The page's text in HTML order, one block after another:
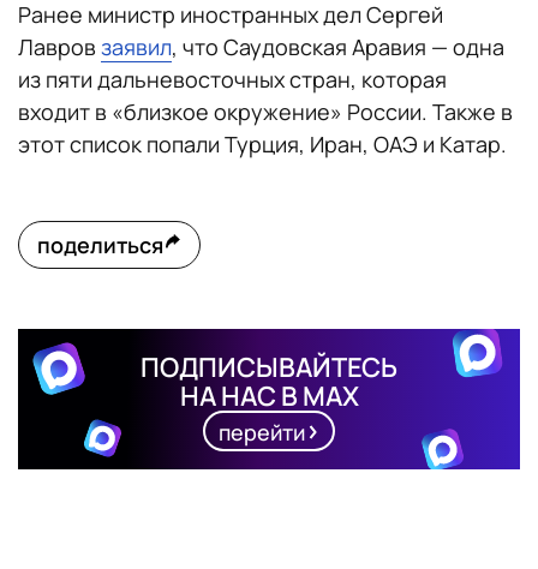
Ранее министр иностранных дел Сергей
Лавров заявил, что Саудовская Аравия — одна
из пяти дальневосточных стран, которая
входит в «близкое окружение» России. Также в
этот список попали Турция, Иран, ОАЭ и Катар.
поделиться
ПОДПИСЫВАЙТЕСЬ
НА НАС В MAX
перейти